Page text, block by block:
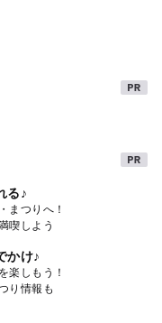
る♪
まつりへ！
喫しよう
かけ♪
楽しもう！
り情報も